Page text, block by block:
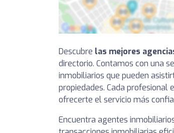
Descubre las mejores
directorio. Contamos con una
inmobiliarios que pueden
propiedades. Cada profesional
ofrecerte el servicio más
Encuentra agentes